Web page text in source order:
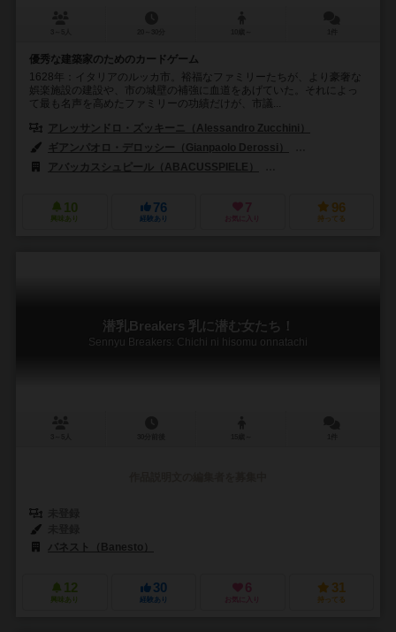
優秀な建築家のためのカードゲーム
1628年：イタリアのルッカ市。裕福なファミリーたちが、より豪奢な
娯楽施設の建設や、市の城壁の補強に血道をあげていた。それによっ
て最も名声を高めたファミリーの功績だけが、市議...
アレッサンドロ・ズッキーニ（Alessandro Zucchini）
ギアンパオロ・デロッシー（Gianpaolo Derossi）
アバッカスシュピール（ABACUSSPIELE）
10
興味あり
76
経験あり
7
お気に入り
96
持ってる
潜乳Breakers 乳に潜む女たち！
Sennyu Breakers: Chichi ni hisomu onnatachi
バネスト（Banesto）
12
興味あり
30
経験あり
6
お気に入り
31
持ってる